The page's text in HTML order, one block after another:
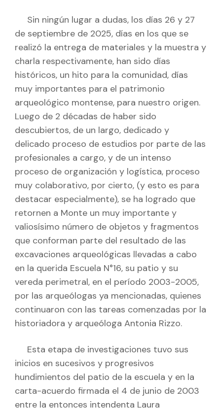
Sin ningún lugar a dudas, los días 26 y 27
de septiembre de 2025, días en los que se
realizó la entrega de materiales y la muestra y
charla respectivamente, han sido días
históricos, un hito para la comunidad, días
muy importantes para el patrimonio
arqueológico montense, para nuestro origen.
Luego de 2 décadas de haber sido
descubiertos, de un largo, dedicado y
delicado proceso de estudios por parte de las
profesionales a cargo, y de un intenso
proceso de organización y logística, proceso
muy colaborativo, por cierto, (y esto es para
destacar especialmente), se ha logrado que
retornen a Monte un muy importante y
valiosísimo número de objetos y fragmentos
que conforman parte del resultado de las
excavaciones arqueológicas llevadas a cabo
en la querida Escuela N°16, su patio y su
vereda perimetral, en el período 2003-2005,
por las arqueólogas ya mencionadas, quienes
continuaron con las tareas comenzadas por la
historiadora y arqueóloga Antonia Rizzo.
Esta etapa de investigaciones tuvo sus
inicios en sucesivos y progresivos
hundimientos del patio de la escuela y en la
carta-acuerdo firmada el 4 de junio de 2003
entre la entonces intendenta Laura